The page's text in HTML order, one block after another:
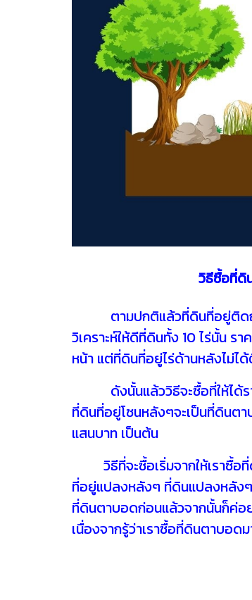
วิธีซื้อที่ดิ
ตามปกติแล้วที่ดินที่อยู่ติดถน
วิเคราะห์ให้ดีที่ดินทั้ง 10 ไร่นั้น ร
หน้า แต่ที่ดินที่อยู่ไร่ด้านหลังไม่ไ
ดังนั้นแล้ววิธีจะซื้อที่ให้ได้ราค
ที่ดินที่อยู่โซนหลังๆจะเป็นที่ดินตา
แสนบาท เป็นต้น
วิธีที่จะซื้อเริ่มจากให้เราซื้อ
ที่อยู่แปลงหลังๆ ที่ดินแปลงหลังๆ
ที่ดินตาบอดก่อนแล้วจากนั้นก็ค่อ
เนื่องจากรู้ว่าเราซื้อที่ดินตาบอ